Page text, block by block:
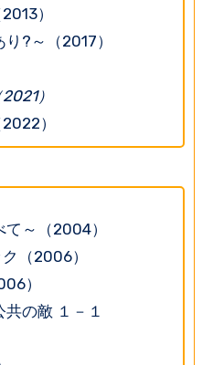
）
?～（2017）
）
）
～（2004）
（2006）
）
の敵 １－１